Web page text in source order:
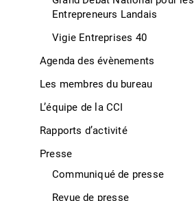
Entrepreneurs Landais
Vigie Entreprises 40
Agenda des évènements
Les membres du bureau
L’équipe de la CCI
Rapports d’activité
Presse
Communiqué de presse
Revue de presse